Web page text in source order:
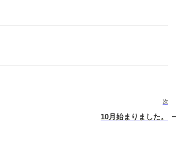
次
の
次
10月始まりました。